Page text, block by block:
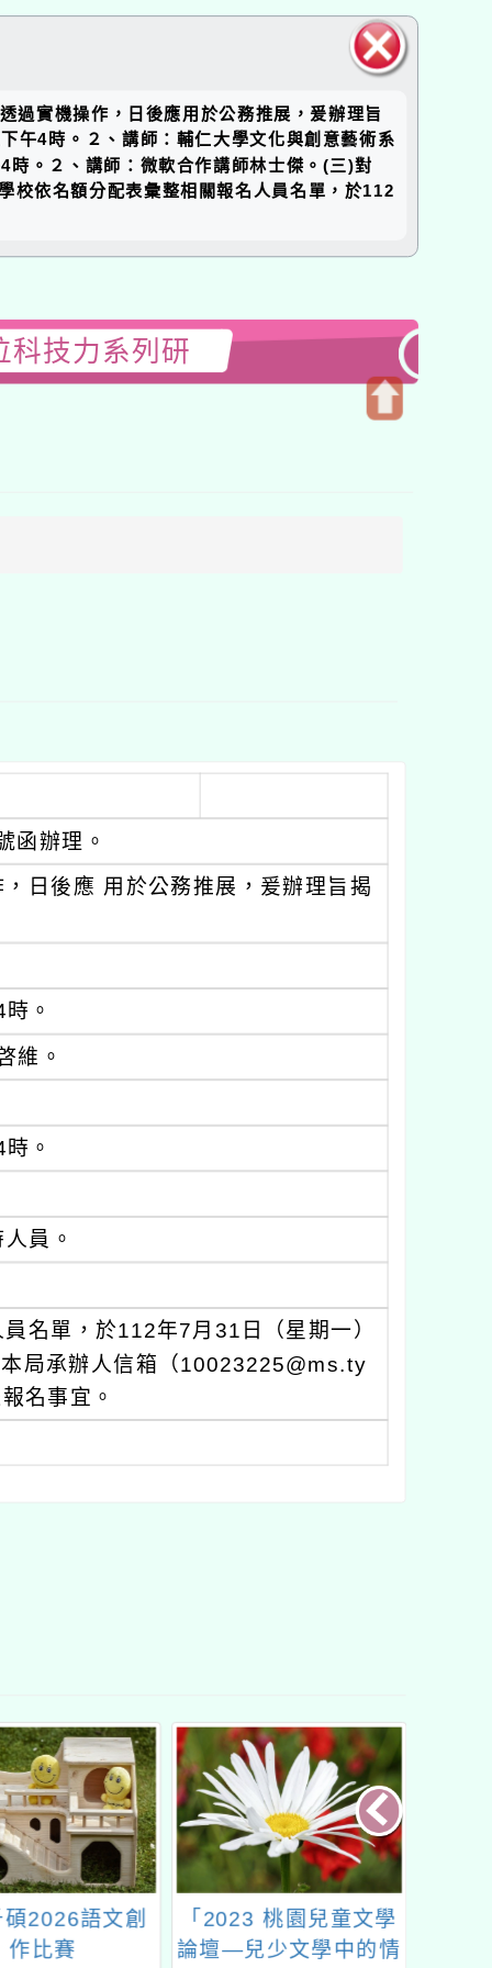
塊
過實機操作，日後應用於公務推展，爰辦理旨
午4時。２、講師：輔仁大學文化與創意藝術系
。２、講師：微軟合作講師林士傑。(三)對
校依名額分配表彙整相關報名人員名單，於112
科技力系列研
函辦理。
日後應 用於公務推展，爰辦理旨揭
。
維。
。
員。
名單，於112年7月31日（星期一）
局承辦人信箱（10023225@ms.ty
名事宜。
2026語文創
作比賽
「2023 桃園兒童文學
論壇—兒少文學中的情